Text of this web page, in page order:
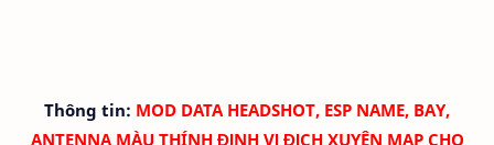
Thông tin: MOD DATA HEADSHOT, ESP NAME, BAY,
ANTENNA MÀU THÍNH ĐỊNH VỊ ĐỊCH XUYÊN MAP CHO